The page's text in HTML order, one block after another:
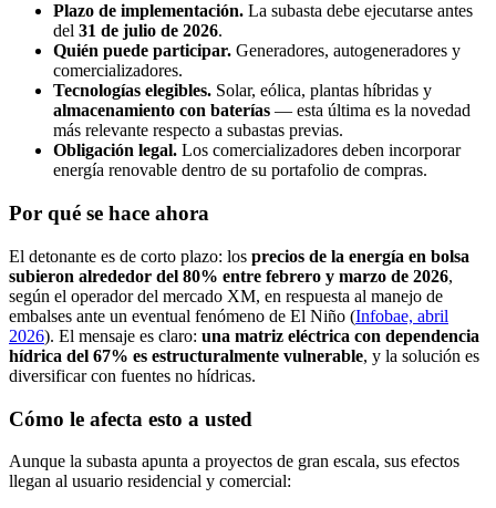
Plazo de implementación. La subasta debe ejecutarse antes
del 31 de julio de 2026.
Quién puede participar. Generadores, autogeneradores y
comercializadores.
Tecnologías elegibles. Solar, eólica, plantas híbridas y
almacenamiento con baterías — esta última es la novedad
más relevante respecto a subastas previas.
Obligación legal. Los comercializadores deben incorporar
energía renovable dentro de su portafolio de compras.
Por qué se hace ahora
El detonante es de corto plazo: los precios de la energía en bolsa
subieron alrededor del 80% entre febrero y marzo de 2026,
según el operador del mercado XM, en respuesta al manejo de
embalses ante un eventual fenómeno de El Niño (Infobae, abril
2026). El mensaje es claro: una matriz eléctrica con dependencia
hídrica del 67% es estructuralmente vulnerable, y la solución es
diversificar con fuentes no hídricas.
Cómo le afecta esto a usted
Aunque la subasta apunta a proyectos de gran escala, sus efectos
llegan al usuario residencial y comercial: